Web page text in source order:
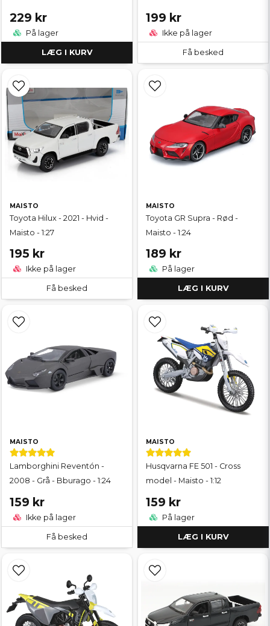
229 kr
På lager
LÆG I KURV
199 kr
Ikke på lager
Få besked
MAISTO
Toyota Hilux - 2021 - Hvid -
Maisto - 1:27
195 kr
Ikke på lager
Få besked
MAISTO
Toyota GR Supra - Rød -
Maisto - 1:24
189 kr
På lager
LÆG I KURV
MAISTO
Lamborghini Reventón -
2008 - Grå - Bburago - 1:24
159 kr
Ikke på lager
Få besked
MAISTO
Husqvarna FE 501 - Cross
model - Maisto - 1:12
159 kr
På lager
LÆG I KURV